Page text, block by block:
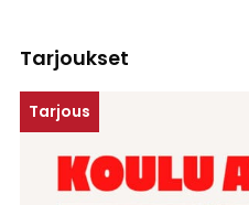
Tarjoukset
Tarjous